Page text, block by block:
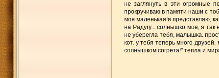
не заглянуть в эти огромные
прокручиваю в памяти наши с
моя маленькая!я представляю,
на Радугу... солнышко мое, я так
не уберегла тебя, малышка.
кот. у тебя теперь много
солнышком согрета!" тепла и